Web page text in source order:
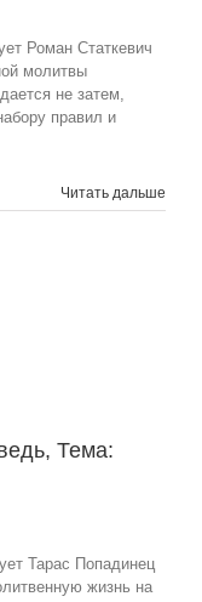
Роман Статкевич
молитвы
не затем,
правил и
Читать дальше
Тема:
Тарас Попадинец
жизнь на